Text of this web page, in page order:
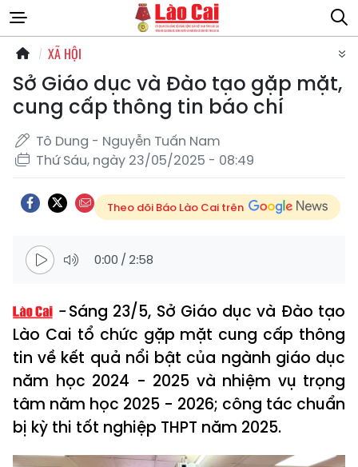
XÃ HỘI
Sở Giáo dục và Đào tạo gặp mặt,
cung cấp thông tin báo chí
Tô Dung - Nguyễn Tuấn Nam
Thứ Sáu, ngày 23/05/2025 - 08:49
Theo dõi Báo Lào Cai trên
0:00 / 2:58
Sáng 23/5, Sở Giáo dục và Đào tạo
Lào Cai tổ chức gặp mặt cung cấp thông
tin về kết quả nổi bật của ngành giáo dục
năm học 2024 - 2025 và nhiệm vụ trọng
tâm năm học 2025 - 2026; công tác chuẩn
bị kỳ thi tốt nghiệp THPT năm 2025.